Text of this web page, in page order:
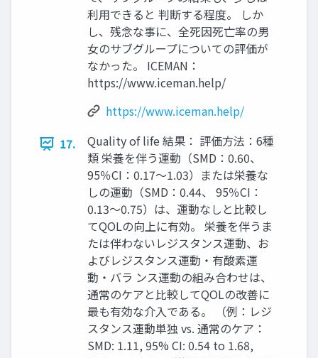
利用できると 判断する程度。 しか
し、残念な事に、全死因死亡率の男
女のサブグループについての評価が
なかった。 ICEMAN：
https://www.iceman.help/
https://www.iceman.help/
17.
Quality of life 結果： 評価方法：6種
類 栄養を伴う運動（SMD：0.60、
95％CI：0.17～1.03）または栄養な
しの運動（SMD：0.44、 95％CI：
0.13～0.75）は、運動なしと比較し
てQOLの向上に有効。 栄養を伴うま
たは伴わないレジスタンス運動、お
よびレジスタンス運動・有酸素運
動・バラ ンス運動の組み合わせは、
通常のケアと比較してQOLの改善に
最も有効な介入である。 （例：レジ
スタンス運動単独 vs. 通常のケア：
SMD: 1.11, 95% CI: 0.54 to 1.68,